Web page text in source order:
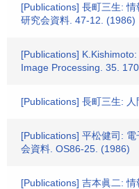
[Publications] 長町三生:
研究会資料. 47-12. (1986)
[Publications]
Image Processing. 35.
[Publications] 長町三生:
[Publications] 平松健司:
会資料. OS86-25. (1986)
[Publications] 吉本眞二: